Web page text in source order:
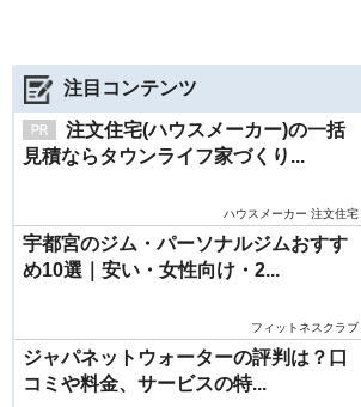
注目コンテンツ
注文住宅(ハウスメーカー)の一括
見積ならタウンライフ家づくり...
ハウスメーカー 注文住宅
宇都宮のジム・パーソナルジムおすす
め10選｜安い・女性向け・2...
フィットネスクラブ
ジャパネットウォーターの評判は？口
コミや料金、サービスの特...